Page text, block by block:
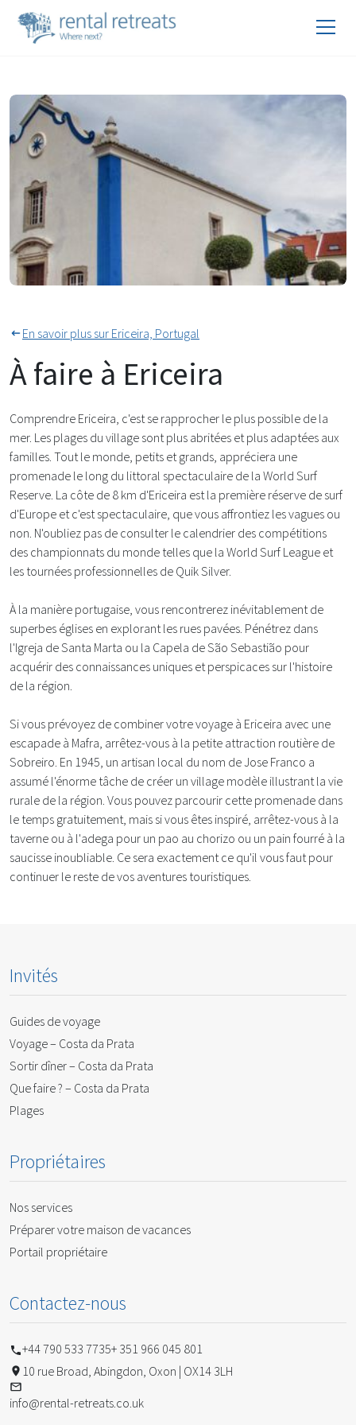
En savoir plus sur Ericeira, Portugal
À faire à Ericeira
Comprendre Ericeira, c'est se rapprocher le plus possible de la
mer. Les plages du village sont plus abritées et plus adaptées aux
familles. Tout le monde, petits et grands, appréciera une
promenade le long du littoral spectaculaire de la World Surf
Reserve. La côte de 8 km d'Ericeira est la première réserve de surf
d'Europe et c'est spectaculaire, que vous affrontiez les vagues ou
non. N'oubliez pas de consulter le calendrier des compétitions
des championnats du monde telles que la World Surf League et
les tournées professionnelles de Quik Silver.
À la manière portugaise, vous rencontrerez inévitablement de
superbes églises en explorant les rues pavées. Pénétrez dans
l'Igreja de Santa Marta ou la Capela de São Sebastião pour
acquérir des connaissances uniques et perspicaces sur l'histoire
de la région.
Si vous prévoyez de combiner votre voyage à Ericeira avec une
escapade à Mafra, arrêtez-vous à la petite attraction routière de
Sobreiro. En 1945, un artisan local du nom de Jose Franco a
assumé l'énorme tâche de créer un village modèle illustrant la vie
rurale de la région. Vous pouvez parcourir cette promenade dans
le temps gratuitement, mais si vous êtes inspiré, arrêtez-vous à la
taverne ou à l'adega pour un pao au chorizo ou un pain fourré à la
saucisse inoubliable. Ce sera exactement ce qu'il vous faut pour
continuer le reste de vos aventures touristiques.
Invités
Guides de voyage
Voyage – Costa da Prata
Sortir dîner – Costa da Prata
Que faire ? – Costa da Prata
Plages
Propriétaires
Nos services
Préparer votre maison de vacances
Portail propriétaire
Contactez-nous
+44 790 533 7735+ 351 966 045 801
10 rue Broad, Abingdon, Oxon | OX14 3LH
info@rental-retreats.co.uk